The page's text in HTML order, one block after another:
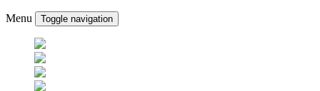
Menu Toggle navigation